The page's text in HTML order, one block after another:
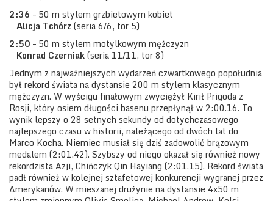
2:36 – 50 m stylem grzbietowym kobiet
Alicja Tchórz (seria 6/6, tor 5)
2:50 – 50 m stylem motylkowym mężczyzn
Konrad Czerniak(seria 11/11, tor 8)
Jednym z najważniejszych wydarzeń czwartkowego popołudnia
był rekord świata na dystansie 200 m stylem klasycznym
mężczyzn. W wyścigu finałowym zwyciężył Kirił Prigoda z
Rosji, który osiem długości basenu przepłynął w 2:00.16. To
wynik lepszy o 28 setnych sekundy od dotychczasowego
najlepszego czasu w historii, należącego od dwóch lat do
Marco Kocha. Niemiec musiał się dziś zadowolić brązowym
medalem (2:01.42). Szybszy od niego okazał się również nowy
rekordzista Azji, Chińczyk Qin Hayiang (2:01.15). Rekord świata
padł również w kolejnej sztafetowej konkurencji wygranej przez
Amerykanów. W mieszanej drużynie na dystansie 4x50 m